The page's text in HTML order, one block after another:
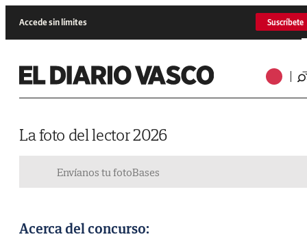
Accede sin límites Suscríbete
La foto del lector 2026
Envíanos tu fotoBases
Acerca del concurso: